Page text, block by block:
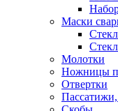
Маски
Молотки
Ножницы
Отвертки